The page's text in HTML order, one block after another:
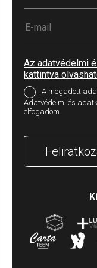
Az adatvédelmi
kattintva
A megadott
Adatvédelmi és
elfogadom.